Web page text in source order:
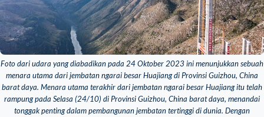
Foto dari udara yang diabadikan pada 24 Oktober 2023 ini menunjukkan sebuah
menara utama dari jembatan ngarai besar Huajiang di Provinsi Guizhou, China
barat daya. Menara utama terakhir dari jembatan ngarai besar Huajiang itu telah
rampung pada Selasa (24/10) di Provinsi Guizhou, China barat daya, menandai
tonggak penting dalam pembangunan jembatan tertinggi di dunia. Dengan